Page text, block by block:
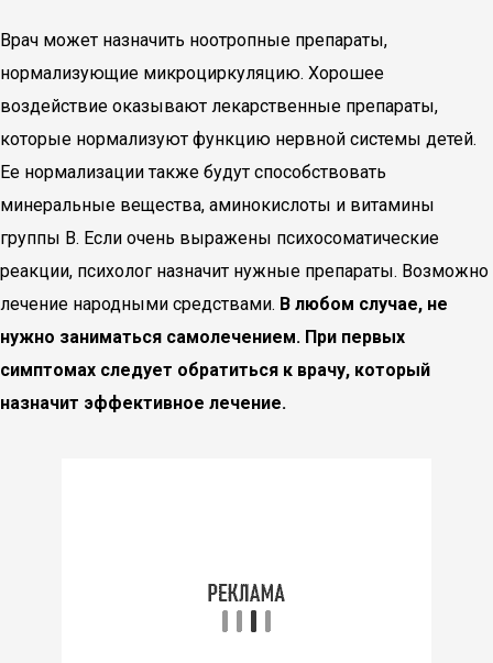
Врач может назначить ноотропные препараты,
нормализующие микроциркуляцию. Хорошее
воздействие оказывают лекарственные препараты,
которые нормализуют функцию нервной системы детей.
Ее нормализации также будут способствовать
минеральные вещества, аминокислоты и витамины
группы В. Если очень выражены психосоматические
реакции, психолог назначит нужные препараты. Возможно
лечение народными средствами. В любом случае, не
нужно заниматься самолечением. При первых
симптомах следует обратиться к врачу, который
назначит эффективное лечение.